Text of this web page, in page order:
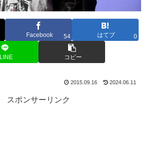
Facebook 54 はてブ 0
LINE コピー
2015.09.16 2024.06.11
スポンサーリンク